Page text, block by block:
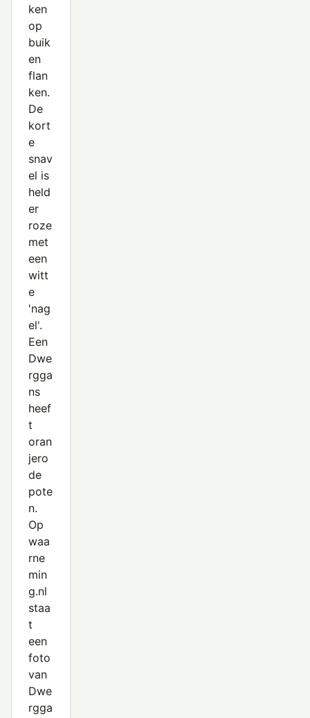
ken
op
buik
en
flan
ken.
De
kort
e
snav
el is
held
er
roze
met
een
witt
e
'nag
el'.
Een
Dwe
rgga
ns
heef
t
oran
jero
de
pote
n.
Op
waa
rne
min
g.nl
staa
t
een
foto
van
Dwe
rgga